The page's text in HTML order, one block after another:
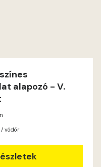
D
E
alapozó - V.
/ vödör